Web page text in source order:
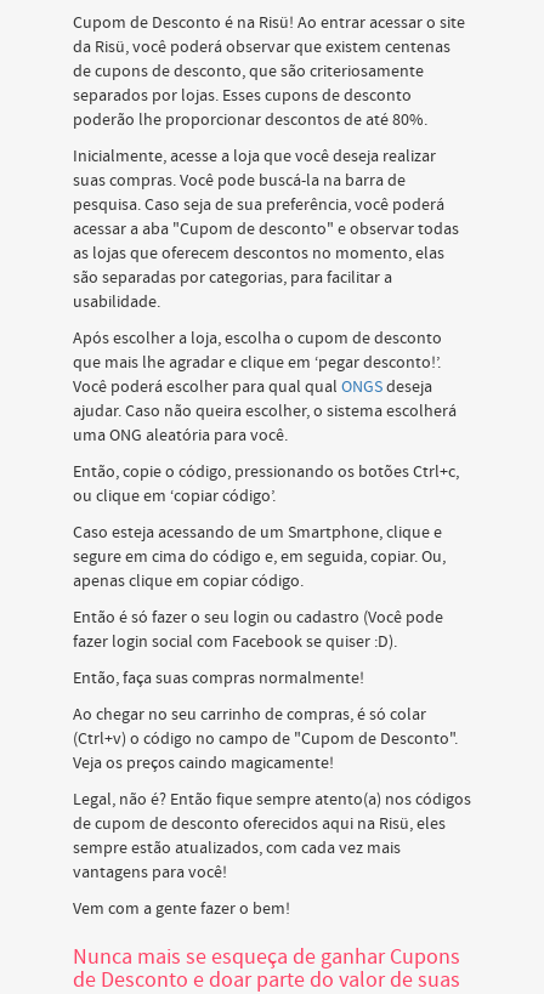
Cupom de Desconto é na Risü! Ao entrar acessar o site
da Risü, você poderá observar que existem centenas
de cupons de desconto, que são criteriosamente
separados por lojas. Esses cupons de desconto
poderão lhe proporcionar descontos de até 80%.
Inicialmente, acesse a loja que você deseja realizar
suas compras. Você pode buscá-la na barra de
pesquisa. Caso seja de sua preferência, você poderá
acessar a aba "Cupom de desconto" e observar todas
as lojas que oferecem descontos no momento, elas
são separadas por categorias, para facilitar a
usabilidade.
Após escolher a loja, escolha o cupom de desconto
que mais lhe agradar e clique em ‘pegar desconto!’.
Você poderá escolher para qual qual ONGSdeseja
ajudar. Caso não queira escolher, o sistema escolherá
uma ONG aleatória para você.
Então, copie o código, pressionando os botões Ctrl+c,
ou clique em ‘copiar código’.
Caso esteja acessando de um Smartphone, clique e
segure em cima do código e, em seguida, copiar. Ou,
apenas clique em copiar código.
Então é só fazer o seu login ou cadastro (Você pode
fazer login social com Facebook se quiser :D).
Então, faça suas compras normalmente!
Ao chegar no seu carrinho de compras, é só colar
(Ctrl+v) o código no campo de "Cupom de Desconto".
Veja os preços caindo magicamente!
Legal, não é? Então fique sempre atento(a) nos códigos
de cupom de desconto oferecidos aqui na Risü, eles
sempre estão atualizados, com cada vez mais
vantagens para você!
Vem com a gente fazer o bem!
Nunca mais se esqueça de ganhar Cupons
de Desconto e doar parte do valor de suas